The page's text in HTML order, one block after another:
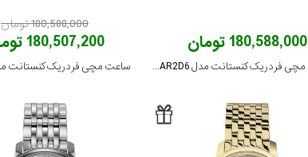
180,588,000 تومان
ساعت مچی فردریک کنستانت مدل FC-200MPN2AR2D6
180,588,000 تومان
180,507,200 تومان